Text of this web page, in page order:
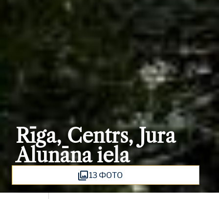
Rīga, Centrs, Jura
Alunāna iela
13 ФОТО